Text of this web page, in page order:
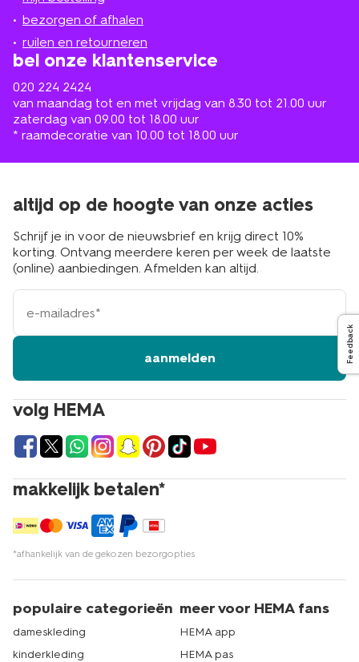
bezorgen of afhalen
ruilen en retourneren
bel onze klantenservice
020 224 2424
van maandag tot en met vrijdag van 8.30 tot 21.00 uur
zaterdag van 09.00 tot 18.00 uur
* raamdecoratie van 10.00 tot 18.00 uur
in
de
buurt
volg HEMA
makkelijk betalen*
*afhankelijk van de gekozen bezorgopties
altijd op de hoogte van onze acties
Schrijf je in voor de nieuwsbrief en krijg direct 10%
korting. Ontvang meerdere keren per week de laatste
(online) aanbiedingen. Afmelden kan altijd.
e-
mailadres
aanmelden
populaire categorieën
dameskleding
kinderkleding
meer voor HEMA fans
HEMA app
HEMA pas
Feedback